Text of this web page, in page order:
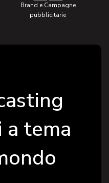
Brand e Campagne
pubblicitarie
a tema